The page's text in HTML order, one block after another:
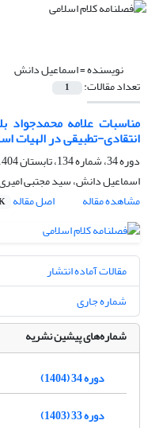
نویسنده =اسماعیل دانش
تعداد مقالات: 1
مناسبات علامه محمدجواد
انتقادی-تطبیقی در الهیات
دوره 34، شماره 134، تابستان 1404، صفحه
اسماعیل دانش، سید مجتبی
مشاهده مقاله
اصل مقاله
مقالات آماده انتشار
شماره جاری
شماره‌های پیشین نشریه
دوره 34 (1404)
دوره 33 (1403)